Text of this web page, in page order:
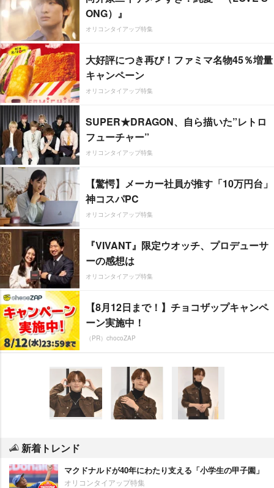
ONG）』
オリコンタイアップ特集
大好評につき再び！ファミマ名物45％増量
キャンペーン
オリコンタイアップ特集
SUPER★DRAGON、自ら描いた”レトロ
フューチャー”
オリコンタイアップ特集
【驚愕】メーカー社員が推す「10万円台」
神コスパPC
オリコンタイアップ特集
『VIVANT』限定ウオッチ、プロデューサ
ーの感想は
オリコンタイアップ特集
【8月12日まで！】チョコザップキャンペ
ーン実施中！
（PR）chocoZAP
新着トレンド
マクドナルドが40年にわたり支える「小学生の甲子園」
オリコンタイアップ特集